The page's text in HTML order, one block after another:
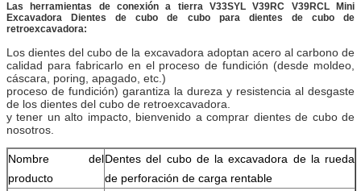
Las herramientas de conexión a tierra V33SYL V39RC V39RCL Mini
Excavadora Dientes de cubo de cubo para dientes de cubo de
retroexcavadora:
Los dientes del cubo de la excavadora adoptan acero al carbono de
calidad para fabricarlo en el proceso de fundición (desde moldeo,
cáscara, poring, apagado, etc.)
proceso de fundición) garantiza la dureza y resistencia al desgaste
de los dientes del cubo de retroexcavadora.
y tener un alto impacto, bienvenido a comprar dientes de cubo de
nosotros.
Nombre del
producto
Dentes del cubo de la excavadora de la rueda
de perforación de carga rentable